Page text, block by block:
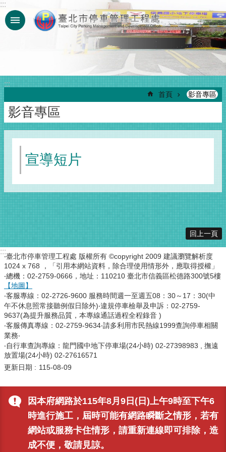
跳到主要內容區塊
因本府網路於115年8月9日(日)上午9時至下午6
時進行施工，屆時可能有網路瞬斷之情形，若有
網站或服務卡住情形，請重新連線即可排除，造
成不便，敬請見諒。
:::
:::
首頁 影音專區
影音專區
宣導短片
回上一頁
:::
‧臺北市停車管理工程處 版權所有 ©copyright 2009 建議瀏覽解析度
1024 x 768 ，「引用本網站資料，除合理使用情形外，應取得授權」
‧總機：02-2759-0666，地址：110210 臺北市信義區松德路300號5樓
【地圖】
‧客服專線：02-2726-9600 服務時間週一至週五08：30～17：30(中
午不休息照常接聽例假日除外)‧違規停車檢舉及申訴：02-2759-
9637(為提升服務品質，本專線通話過程全程錄音 )
‧客服傳真專線：02-2759-9634‧請多利用市民熱線1999查詢停車相關
業務‧
‧自行車查詢專線：龍門國中地下停車場(24小時) 02-27398983 , 撫遠
放置場(24小時) 02-27616571
更新日期
115-08-09